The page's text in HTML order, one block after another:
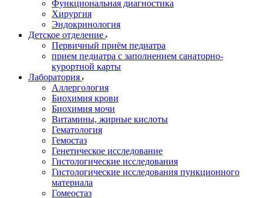
Функциональная диагностика
Хирургия
Эндокринология
Детское отделение
Первичный приём педиатра
прием педиатра с заполнением санаторно-
курортной карты
Лаборатория
Аллергология
Биохимия крови
Биохимия мочи
Витамины, жирные кислоты
Гематология
Гемостаз
Генетическое исследование
Гистологические исследования
Гистологические исследования пункционного
материала
Гомеостаз